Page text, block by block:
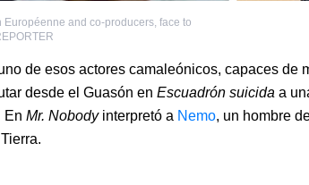
Européenne and co-producers, face to
de esos actores camaleónicos, capaces de
desde el Guasón en Escuadrón suicida a
En Mr. Nobodyinterpretó a Nemo, un hombre